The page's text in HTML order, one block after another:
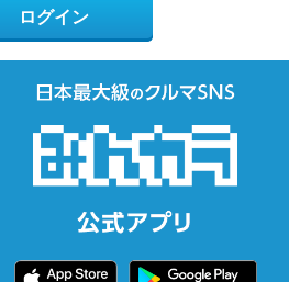
ログイン